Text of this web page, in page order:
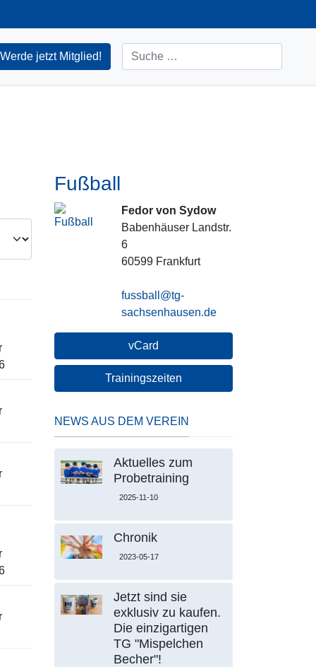
Werde jetzt Mitglied! Suchen
Fußball
Fedor von Sydow
Babenhäuser Landstr.
6
60599 Frankfurt
fussball@tg-
sachsenhausen.de
vCard
Trainingszeiten
NEWS AUS DEM VEREIN
Aktuelles zum
Probetraining
2025-11-10
Chronik
2023-05-17
Jetzt sind sie
exklusiv zu kaufen.
Die einzigartigen
TG "Mispelchen
Becher"!